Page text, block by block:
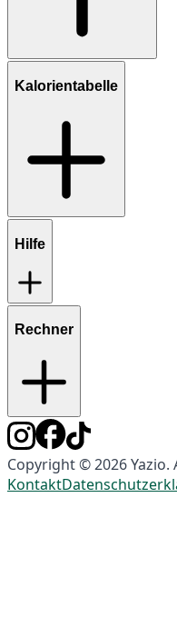
Kalorientabelle
Hilfe
Rechner
Copyright © 2026
Kontakt